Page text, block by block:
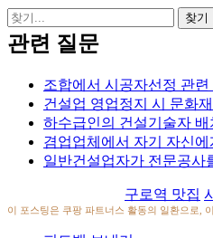
관련 질문
조합에서 시공자선정 관
건설업 영업정지 시 문화
하수급인의 건설기술자 배
겸업업체에서 자기 자신
일반건설업자가 전문공사
구로역 맛집
이 포스팅은 쿠팡 파트너스 활동의 일환으로,